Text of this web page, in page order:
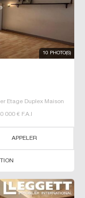
10 PHOTO(S)
Etage Duplex Maison
000 € F.A.I
APPELER